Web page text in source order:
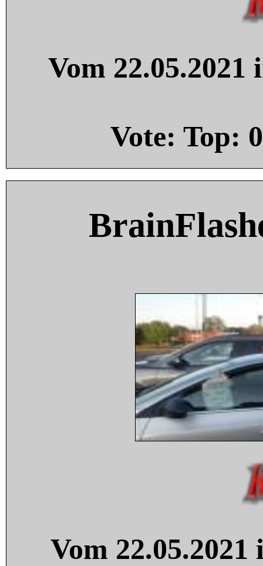
Vom
Vote: Top: 0
Vom